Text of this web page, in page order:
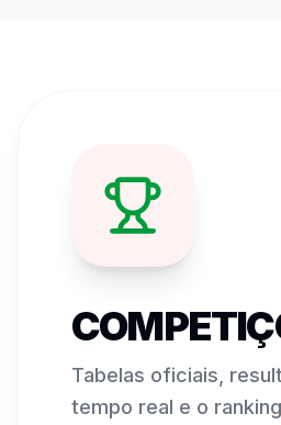
Tabelas oficiais,
tempo real e o